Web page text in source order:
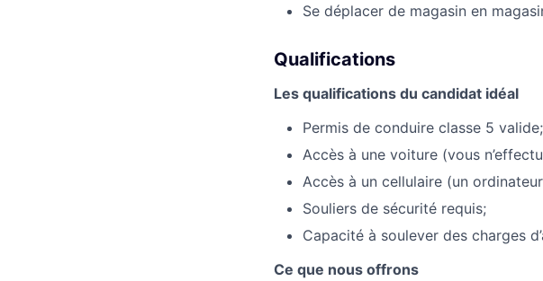
Se déplacer de magasin en
Qualifications
Les qualifications du candidat idéal
Permis de conduire classe 5 valide;
Accès à une voiture (vous
Accès à un cellulaire (un
Souliers de sécurité requis;
Capacité à soulever des charges
Ce que nous offrons